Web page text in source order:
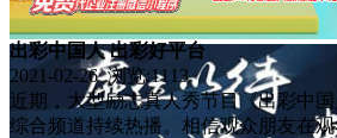
出彩中国人 出彩好平台
2021-02-26 浏览:1113
近期，大型励志真人秀节目《出彩中
综合频道持续热播。相信观众朋友在观